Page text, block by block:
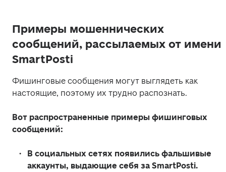
Примеры мошеннических
сообщений, рассылаемых от имени
SmartPosti
Фишинговые сообщения могут выглядеть как
настоящие, поэтому их трудно распознать.
Вот распространенные примеры фишинговых
сообщений:
В социальных сетях появились фальшивые
аккаунты, выдающие себя за SmartPosti.